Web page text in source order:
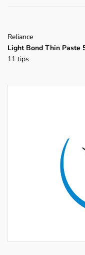
Reliance
Light Bond Thin Paste
11 tips